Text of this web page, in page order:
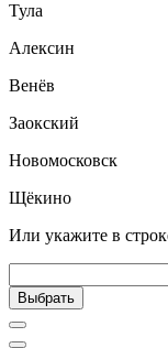
Тула
Алексин
Венёв
Заокский
Новомосковск
Щёкино
Или укажите в
Выбрать